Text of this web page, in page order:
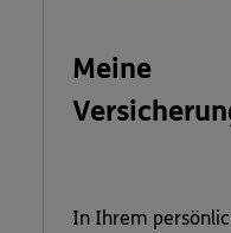
Meine
In Ihrem